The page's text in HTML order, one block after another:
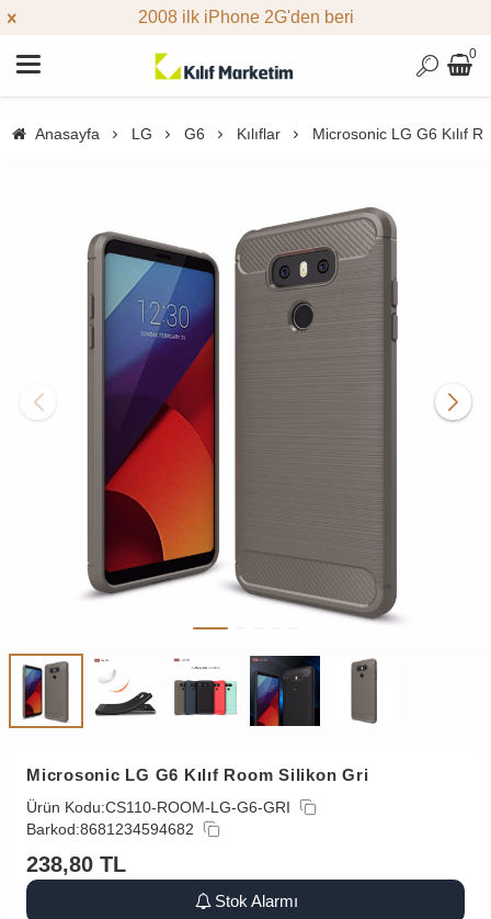
2008 ilk iPhone 2G'den beri
0
Anasayfa LG G6 Kılıflar Microsonic LG G6 Kılıf
Microsonic LG G6 Kılıf Room Silikon Gri
Ürün Kodu:CS110-ROOM-LG-G6-GRI
Barkod:8681234594682
238,80 TL
Stok Alarmı